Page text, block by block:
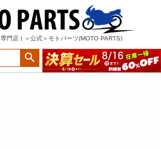
専門店 | ＜公式＞モトパーツ(MOTO PARTS)